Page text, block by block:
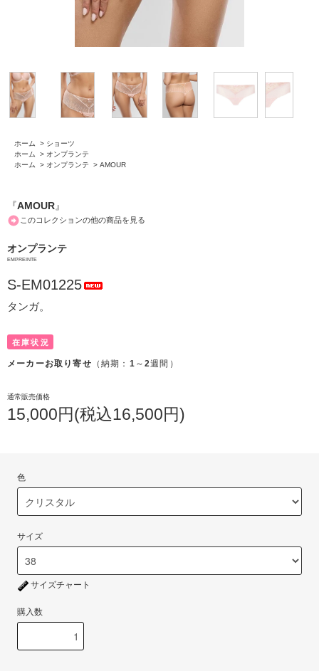
ホーム > ショーツ
ホーム
> オンプランテ
ホーム
> オンプランテ > AMOUR
『AMOUR』
このコレクションの他の商品を見る
オンプランテ
EMPREINTE
S-EM01225
タンガ。
在庫状況
メーカーお取り寄せ （納期： 1 ～2週間）
通常販売価格
15,000円(税込16,500円)
色
サイズ
サイズチャート
購入数